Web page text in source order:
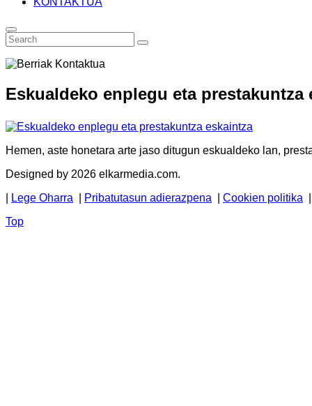
Eskualdeko enplegu eta prestakuntza
Hemen, aste honetara arte jaso ditugun eskualdeko lan,
Designed by 2026 elkarmedia.com.
Lege Oharra Pribatutasun adierazpena Cookien politika
Top